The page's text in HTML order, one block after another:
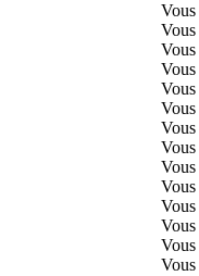
Vous
Vous
Vous
Vous
Vous
Vous
Vous
Vous
Vous
Vous
Vous
Vous
Vous
Vous